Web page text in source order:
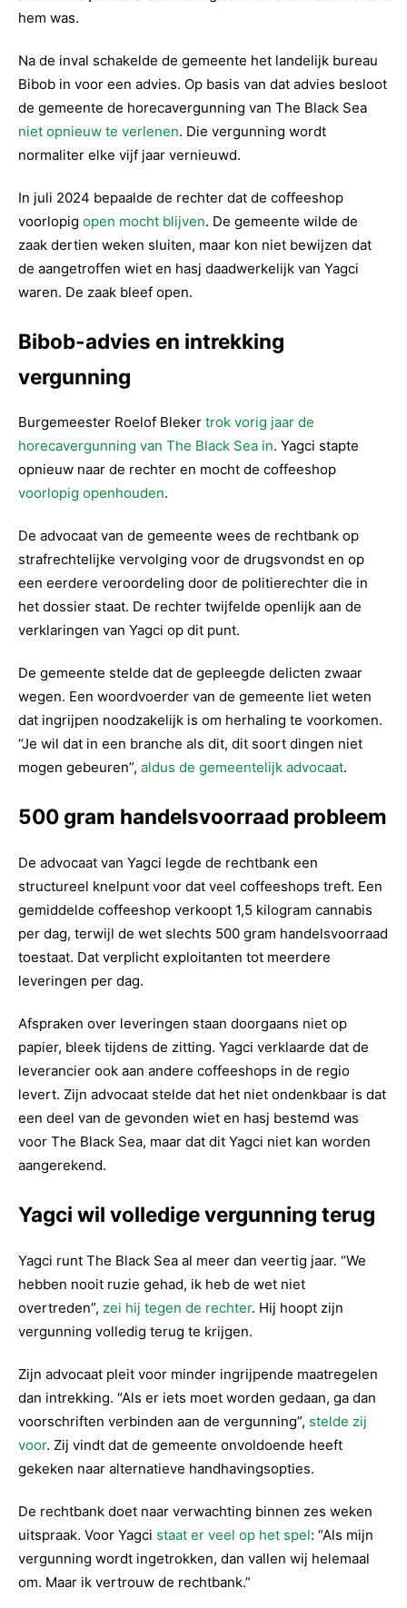
hem was.
Na de inval schakelde de gemeente het landelijk bureau
Bibob in voor een advies. Op basis van dat advies besloot
de gemeente de horecavergunning van The Black Sea
niet opnieuw te verlenen. Die vergunning wordt
normaliter elke vijf jaar vernieuwd.
In juli 2024 bepaalde de rechter dat de coffeeshop
voorlopig open mocht blijven. De gemeente wilde de
zaak dertien weken sluiten, maar kon niet bewijzen dat
de aangetroffen wiet en hasj daadwerkelijk van Yagci
waren. De zaak bleef open.
Bibob-advies en intrekking
vergunning
Burgemeester Roelof Bleker trok vorig jaar de
horecavergunning van The Black Sea in. Yagci stapte
opnieuw naar de rechter en mocht de coffeeshop
voorlopig openhouden.
De advocaat van de gemeente wees de rechtbank op
strafrechtelijke vervolging voor de drugsvondst en op
een eerdere veroordeling door de politierechter die in
het dossier staat. De rechter twijfelde openlijk aan de
verklaringen van Yagci op dit punt.
De gemeente stelde dat de gepleegde delicten zwaar
wegen. Een woordvoerder van de gemeente liet weten
dat ingrijpen noodzakelijk is om herhaling te voorkomen.
“Je wil dat in een branche als dit, dit soort dingen niet
mogen gebeuren”, aldus de gemeentelijk advocaat.
500 gram handelsvoorraad probleem
De advocaat van Yagci legde de rechtbank een
structureel knelpunt voor dat veel coffeeshops treft. Een
gemiddelde coffeeshop verkoopt 1,5 kilogram cannabis
per dag, terwijl de wet slechts 500 gram handelsvoorraad
toestaat. Dat verplicht exploitanten tot meerdere
leveringen per dag.
Afspraken over leveringen staan doorgaans niet op
papier, bleek tijdens de zitting. Yagci verklaarde dat de
leverancier ook aan andere coffeeshops in de regio
levert. Zijn advocaat stelde dat het niet ondenkbaar is dat
een deel van de gevonden wiet en hasj bestemd was
voor The Black Sea, maar dat dit Yagci niet kan worden
aangerekend.
Yagci wil volledige vergunning terug
Yagci runt The Black Sea al meer dan veertig jaar. “We
hebben nooit ruzie gehad, ik heb de wet niet
overtreden”, zei hij tegen de rechter. Hij hoopt zijn
vergunning volledig terug te krijgen.
Zijn advocaat pleit voor minder ingrijpende maatregelen
dan intrekking. “Als er iets moet worden gedaan, ga dan
voorschriften verbinden aan de vergunning”, stelde zij
voor. Zij vindt dat de gemeente onvoldoende heeft
gekeken naar alternatieve handhavingsopties.
De rechtbank doet naar verwachting binnen zes weken
uitspraak. Voor Yagci staat er veel op het spel: “Als mijn
vergunning wordt ingetrokken, dan vallen wij helemaal
om. Maar ik vertrouw de rechtbank.”